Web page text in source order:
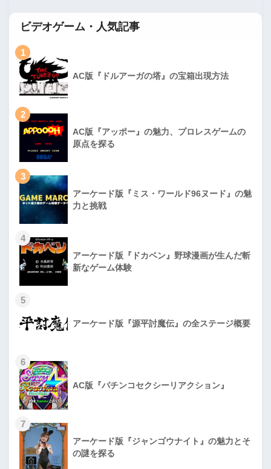
ビデオゲーム・人気記事
1
AC版『ドルアーガの塔』の宝箱出現方法
2
AC版『アッポー』の魅力、プロレスゲームの
原点を探る
3
アーケード版『ミス・ワールド96ヌード』の魅
力と挑戦
4
アーケード版『ドカベン』野球漫画が生んだ斬
新なゲーム体験
5
アーケード版『源平討魔伝』の全ステージ概要
6
AC版『パチンコセクシーリアクション』
7
アーケード版『ジャンゴウナイト』の魅力とそ
の謎を探る